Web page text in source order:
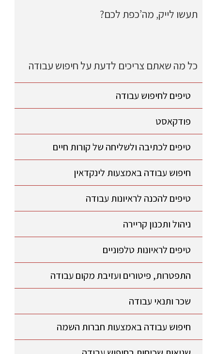
תעשו לייק, מה’כפת לכם?
כל מה שאתם צריכים לדעת על חיפוש עבודה
טיפים לחיפוש עבודה
פודקאסט
טיפים לכתיבה ולשליחה של קורות חיים
חיפוש עבודה באמצעות לינקדאין
טיפים להכנה לראיונות עבודה
ניהול ותכנון קריירה
טיפים לראיונות טלפוניים
התפטרות, פיטורים ועזיבת מקום עבודה
שכר ותנאי עבודה
חיפוש עבודה באמצעות חברות השמה